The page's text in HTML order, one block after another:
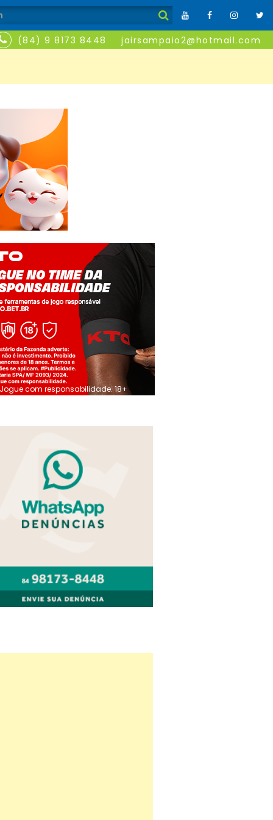
(84) 9 8173 8448 jairsampaio2@hotmail.com
Jogue com responsabilidade. 18+